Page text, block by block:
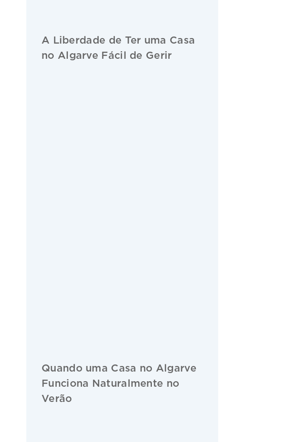
A Liberdade de Ter uma Casa
no Algarve Fácil de Gerir
Quando uma Casa no Algarve
Funciona Naturalmente no
Verão